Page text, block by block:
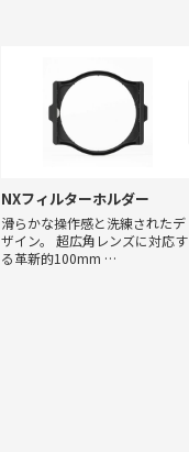
NXフィルターホルダー
滑らかな操作感と洗練されたデ
ザイン。 超広角レンズに対応す
る革新的100mm …